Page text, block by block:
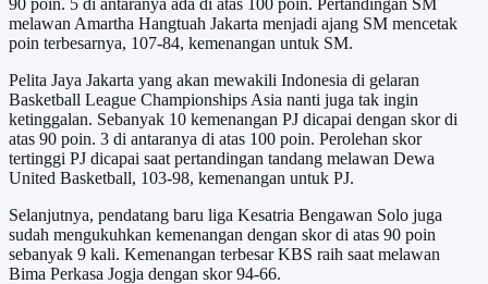
melawan Amartha Hangtuah Jakarta menjadi ajang SM mencetak
poin terbesarnya, 107-84, kemenangan untuk SM.
Pelita Jaya Jakarta yang akan mewakili Indonesia di gelaran
Basketball League Championships Asia nanti juga tak ingin
ketinggalan. Sebanyak 10 kemenangan PJ dicapai dengan skor di
atas 90 poin. 3 di antaranya di atas 100 poin. Perolehan skor
tertinggi PJ dicapai saat pertandingan tandang melawan Dewa
United Basketball, 103-98, kemenangan untuk PJ.
Selanjutnya, pendatang baru liga Kesatria Bengawan Solo juga
sudah mengukuhkan kemenangan dengan skor di atas 90 poin
sebanyak 9 kali. Kemenangan terbesar KBS raih saat melawan
Bima Perkasa Jogja dengan skor 94-66.